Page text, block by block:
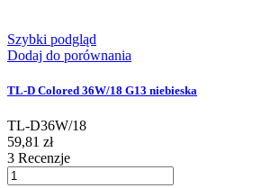
Szybki podgląd
Dodaj do porównania
TL-D Colored 36W/18 G13 niebieska
TL-D36W/18
59,81 zł
3 Recenzje